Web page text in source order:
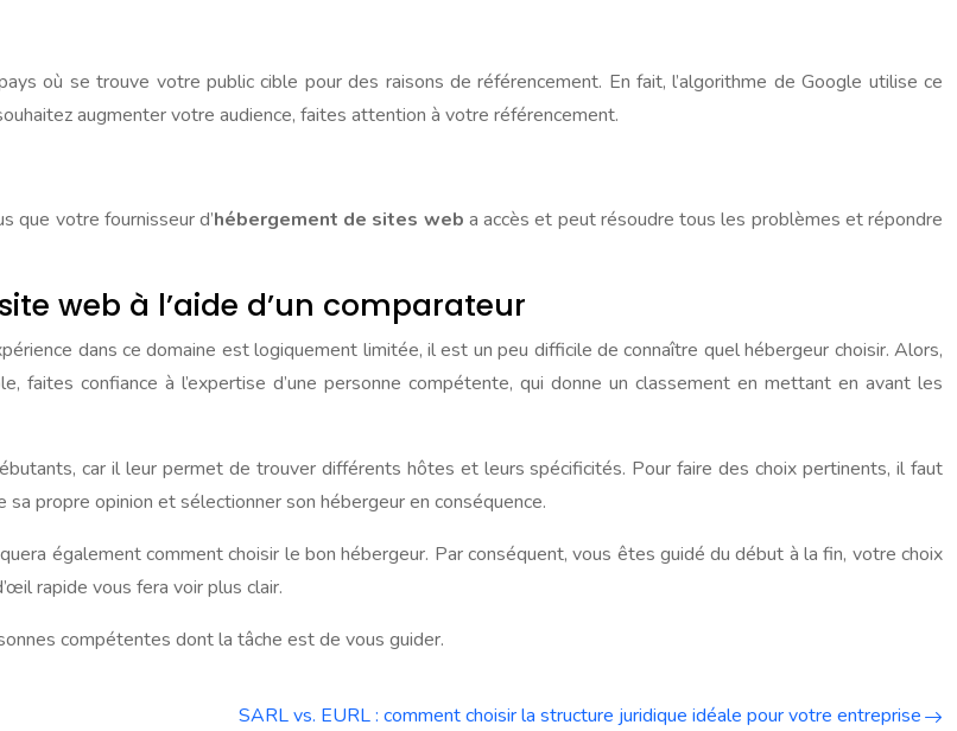
où se trouve votre public cible pour des raisons de référencement. En fait, l’algorithme de Google utilise ce
augmenter votre audience, faites attention à votre référencement.
que votre fournisseur d’hébergement de sites web a accès et peut résoudre tous les problèmes et répondre
web à l’aide d’un comparateur
dans ce domaine est logiquement limitée, il est un peu difficile de connaître quel hébergeur choisir. Alors,
faites confiance à l’expertise d’une personne compétente, qui donne un classement en mettant en avant les
car il leur permet de trouver différents hôtes et leurs spécificités. Pour faire des choix pertinents, il faut
propre opinion et sélectionner son hébergeur en conséquence.
également comment choisir le bon hébergeur. Par conséquent, vous êtes guidé du début à la fin, votre choix
rapide vous fera voir plus clair.
compétentes dont la tâche est de vous guider.
SARL vs. EURL : comment choisir la structure juridique idéale pour votre entreprise